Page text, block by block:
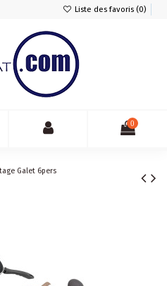
Liste des favoris (0)
0
Galet 6pers